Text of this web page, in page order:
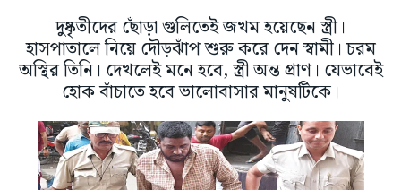
দুষ্কৃতীদের ছোঁড়া গুলিতেই জখম হয়েছেন স্ত্রী।
হাসপাতালে নিয়ে দৌড়ঝাঁপ শুরু করে দেন স্বামী। চরম
অস্থির তিনি। দেখলেই মনে হবে, স্ত্রী অন্ত প্রাণ। যেভাবেই
হোক বাঁচাতে হবে ভালোবাসার মানুষটিকে।